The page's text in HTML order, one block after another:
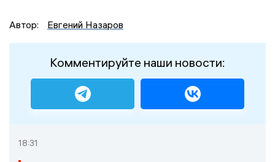
Автор: Евгений Назаров
Комментируйте наши новости:
18:31